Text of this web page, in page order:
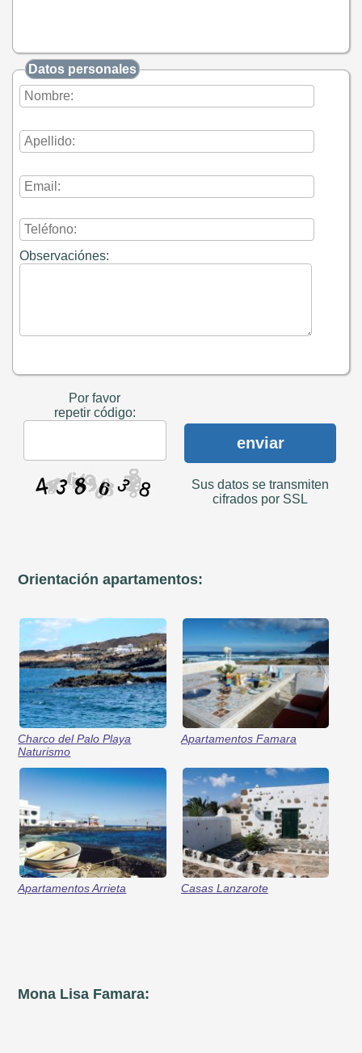
Datos personales
Observaciónes:
Por favor
repetir código:
enviar
Sus datos se transmiten
cifrados por SSL
Orientación apartamentos:
Charco del Palo Playa
Naturismo
Apartamentos Famara
Apartamentos Arrieta Casas Lanzarote
Mona Lisa Famara: